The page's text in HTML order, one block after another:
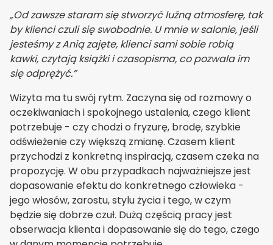
„Od zawsze staram się stworzyć luźną atmosferę, tak
by klienci czuli się swobodnie. U mnie w salonie, jeśli
jesteśmy z Anią zajęte, klienci sami sobie robią
kawki, czytają książki i czasopisma, co pozwala im
się odprężyć.”
Wizyta ma tu swój rytm. Zaczyna się od rozmowy o
oczekiwaniach i spokojnego ustalenia, czego klient
potrzebuje - czy chodzi o fryzurę, brodę, szybkie
odświeżenie czy większą zmianę. Czasem klient
przychodzi z konkretną inspiracją, czasem czeka na
propozycję. W obu przypadkach najważniejsze jest
dopasowanie efektu do konkretnego człowieka -
jego włosów, zarostu, stylu życia i tego, w czym
będzie się dobrze czuł. Dużą częścią pracy jest
obserwacja klienta i dopasowanie się do tego, czego